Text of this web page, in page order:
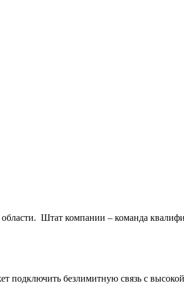
Штат компании – команда
подключить безлимитную связь с